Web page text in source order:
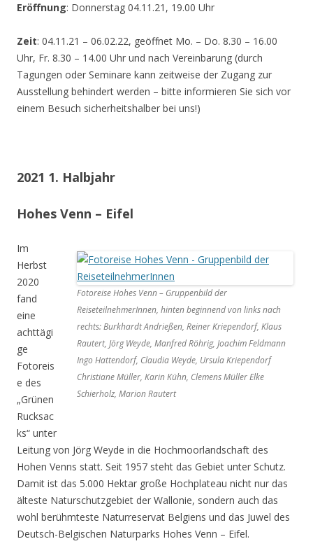
Eröffnung: Donnerstag 04.11.21, 19.00 Uhr
Zeit: 04.11.21 – 06.02.22, geöffnet Mo. – Do. 8.30 – 16.00
Uhr, Fr. 8.30 – 14.00 Uhr und nach Vereinbarung (durch
Tagungen oder Seminare kann zeitweise der Zugang zur
Ausstellung behindert werden – bitte informieren Sie sich vor
einem Besuch sicherheitshalber bei uns!)
2021 1. Halbjahr
Hohes Venn – Eifel
Fotoreise Hohes Venn – Gruppenbild der
ReiseteilnehmerInnen, hinten beginnend von links nach
rechts: Burkhardt Andrießen, Reiner Kriependorf, Klaus
Rautert, Jörg Weyde, Manfred Röhrig, Joachim Feldmann
Ingo Hattendorf, Claudia Weyde, Ursula Kriependorf
Christiane Müller, Karin Kühn, Clemens Müller Elke
Schierholz, Marion Rautert
Im
Herbst
2020
fand
eine
achttägi
ge
Fotoreis
e des
„Grünen
Rucksac
ks“ unter
Leitung von Jörg Weyde in die Hochmoorlandschaft des
Hohen Venns statt. Seit 1957 steht das Gebiet unter Schutz.
Damit ist das 5.000 Hektar große Hochplateau nicht nur das
älteste Naturschutzgebiet der Wallonie, sondern auch das
wohl berühmteste Naturreservat Belgiens und das Juwel des
Deutsch-Belgischen Naturparks Hohes Venn – Eifel.